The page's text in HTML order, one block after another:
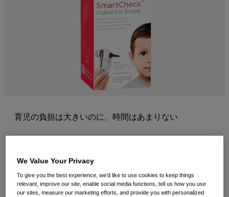
育児の負担は大きいのに、時間はあまりない
ついて、立ち止まって正確に考えたことはありますか？
We Value Your Privacy
To give you the best experience, we’d like to use cookies to keep things
relevant, improve our site, enable social media functions, tell us how you use
our sites, measure our marketing efforts, and provide you with personalized